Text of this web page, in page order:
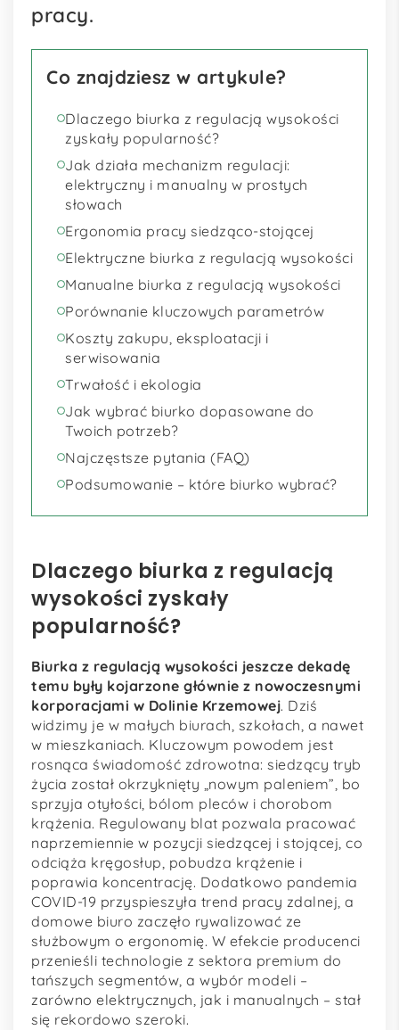
pracy.
Co znajdziesz w artykule?
Dlaczego biurka z regulacją wysokości
zyskały popularność?
Jak działa mechanizm regulacji:
elektryczny i manualny w prostych
słowach
Ergonomia pracy siedząco-stojącej
Elektryczne biurka z regulacją wysokości
Manualne biurka z regulacją wysokości
Porównanie kluczowych parametrów
Koszty zakupu, eksploatacji i
serwisowania
Trwałość i ekologia
Jak wybrać biurko dopasowane do
Twoich potrzeb?
Najczęstsze pytania (FAQ)
Podsumowanie – które biurko wybrać?
Dlaczego biurka z regulacją
wysokości zyskały
popularność?
Biurka z regulacją wysokości jeszcze dekadę
temu były kojarzone głównie z nowoczesnymi
korporacjami w Dolinie Krzemowej. Dziś
widzimy je w małych biurach, szkołach, a nawet
w mieszkaniach. Kluczowym powodem jest
rosnąca świadomość zdrowotna: siedzący tryb
życia został okrzyknięty „nowym paleniem”, bo
sprzyja otyłości, bólom pleców i chorobom
krążenia. Regulowany blat pozwala pracować
naprzemiennie w pozycji siedzącej i stojącej, co
odciąża kręgosłup, pobudza krążenie i
poprawia koncentrację. Dodatkowo pandemia
COVID-19 przyspieszyła trend pracy zdalnej, a
domowe biuro zaczęło rywalizować ze
służbowym o ergonomię. W efekcie producenci
przenieśli technologie z sektora premium do
tańszych segmentów, a wybór modeli –
zarówno elektrycznych, jak i manualnych – stał
się rekordowo szeroki.